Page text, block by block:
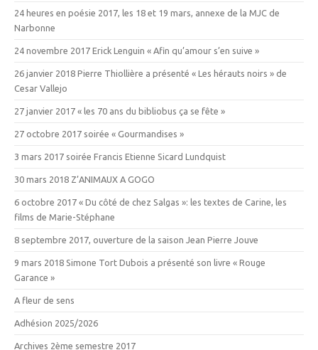
24 heures en poésie 2017, les 18 et 19 mars, annexe de la MJC de
Narbonne
24 novembre 2017 Erick Lenguin « Afin qu’amour s’en suive »
26 janvier 2018 Pierre Thiollière a présenté « Les hérauts noirs » de
Cesar Vallejo
27 janvier 2017 « les 70 ans du bibliobus ça se fête »
27 octobre 2017 soirée « Gourmandises »
3 mars 2017 soirée Francis Etienne Sicard Lundquist
30 mars 2018 Z’ANIMAUX A GOGO
6 octobre 2017 « Du côté de chez Salgas »: les textes de Carine, les
films de Marie-Stéphane
8 septembre 2017, ouverture de la saison Jean Pierre Jouve
9 mars 2018 Simone Tort Dubois a présenté son livre « Rouge
Garance »
A fleur de sens
Adhésion 2025/2026
Archives 2ème semestre 2017